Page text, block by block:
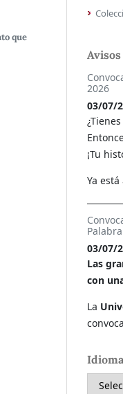
que
Avisos
2026
03/07/
¡Tu
Ya
03/07/
Las
con
La
Idioma